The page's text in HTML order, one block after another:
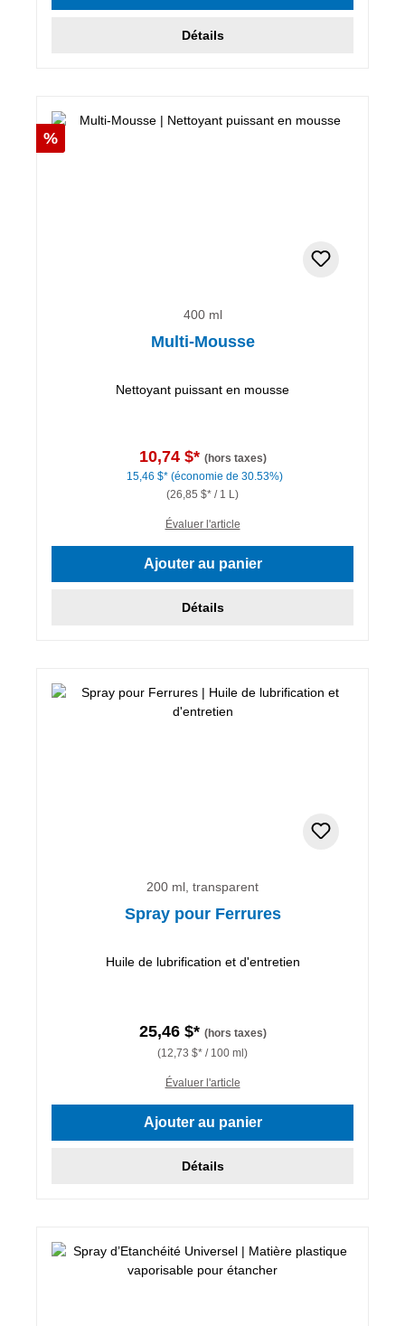
Détails
Réduction
%
400 ml
Multi-Mousse
Nettoyant puissant en mousse
10,74 $* (hors taxes)
15,46 $* (économie de 30.53%)
(26,85 $* / 1 L)
Évaluer l'article
Ajouter au panier
Détails
200 ml, transparent
Spray pour Ferrures
Huile de lubrification et d'entretien
25,46 $* (hors taxes)
(12,73 $* / 100 ml)
Évaluer l'article
Ajouter au panier
Détails